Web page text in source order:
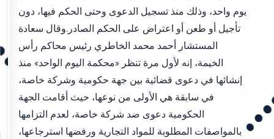
يوم واحد، وذلك منذ تسجيل الدعوى وحتى الحكم فيها، دون
تأجيل أو طعن أو اعتراض على الحكم الصادر.وقال سعادة
المستشار أحمد محمد الخاطري رئيس محاكم رأس
الخيمة، إنه لأول مرة تنظر «محكمة اليوم الواحد» منذ
إنشائها في دعوى قضائية بين جهة حكومية وشركة خاصة،
في سابقة هي الأولى من نوعها، حيث أقامت الجهة
الحكومية دعوى ضد شركة خاصة، لعدم التزامها
بالمواصفات المطلوبة للمواد التجارية ورفضها استرجاعها،